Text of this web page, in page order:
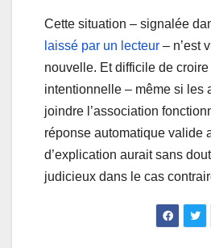
Cette situation – signalée
laissé par un lecteur – n’est
nouvelle. Et difficile de croire
intentionnelle – même si les
joindre l’association
réponse automatique valide
d’explication aurait sans
judicieux dans le cas